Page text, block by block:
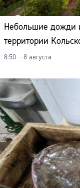
Небольшие дожди
территории
8:50 – 8 августа